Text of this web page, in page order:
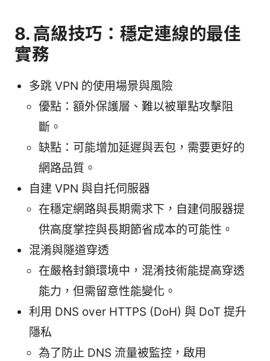
8. 高級技巧：穩定連線的最佳
實務
多跳 VPN 的使用場景與風險
優點：額外保護層、難以被單點攻擊阻
斷。
缺點：可能增加延遲與丟包，需要更好的
網路品質。
自建 VPN 與自托伺服器
在穩定網路與長期需求下，自建伺服器提
供高度掌控與長期節省成本的可能性。
混淆與隧道穿透
在嚴格封鎖環境中，混淆技術能提高穿透
能力，但需留意性能變化。
利用 DNS over HTTPS (DoH) 與 DoT 提升
隱私
為了防止 DNS 流量被監控，啟用